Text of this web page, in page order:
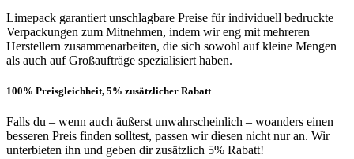
Limepack garantiert unschlagbare Preise für individuell bedruckte
Verpackungen zum Mitnehmen, indem wir eng mit mehreren
Herstellern zusammenarbeiten, die sich sowohl auf kleine Mengen
als auch auf Großaufträge spezialisiert haben.
100% Preisgleichheit, 5% zusätzlicher Rabatt
Falls du – wenn auch äußerst unwahrscheinlich – woanders einen
besseren Preis finden solltest, passen wir diesen nicht nur an. Wir
unterbieten ihn und geben dir zusätzlich 5% Rabatt!